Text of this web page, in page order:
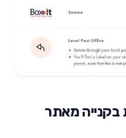
בקנייה מאתר